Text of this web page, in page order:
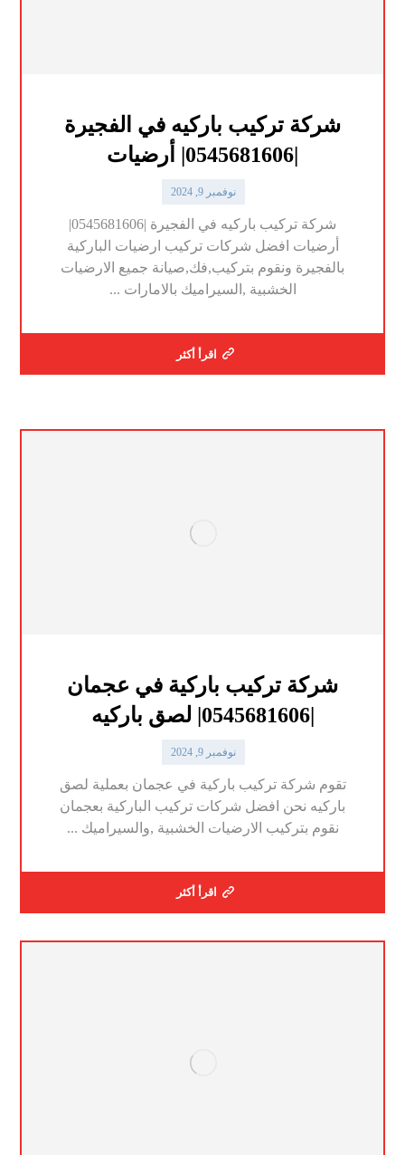
شركة تركيب باركيه في الفجيرة
|0545681606| أرضيات
نوفمبر 9, 2024
شركة تركيب باركيه في الفجيرة |0545681606|
أرضيات افضل شركات تركيب ارضيات الباركية
بالفجيرة ونقوم بتركيب,فك,صيانة جميع الارضيات
الخشبية ,السيراميك بالامارات ...
اقرأ أكثر
شركة تركيب باركية في عجمان
|0545681606| لصق باركيه
نوفمبر 9, 2024
تقوم شركة تركيب باركية في عجمان بعملية لصق
باركيه نحن افضل شركات تركيب الباركية بعجمان
نقوم بتركيب الارضيات الخشبية ,والسيراميك ...
اقرأ أكثر